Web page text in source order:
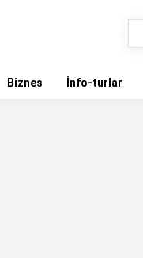
Biznes İnfo-turlar